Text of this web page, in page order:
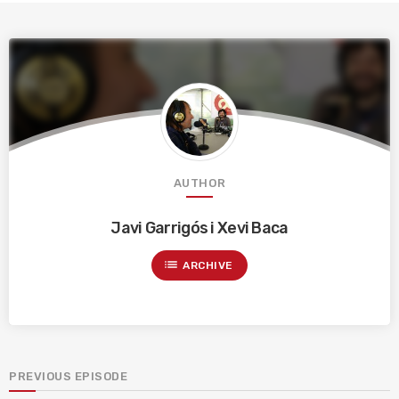
AUTHOR
Javi Garrigós i Xevi Baca
list ARCHIVE
PREVIOUS EPISODE